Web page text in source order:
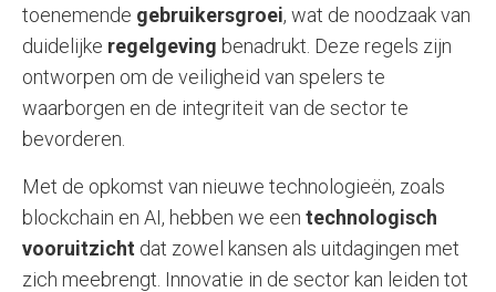
toenemende gebruikersgroei, wat de noodzaak van
duidelijke regelgeving benadrukt. Deze regels zijn
ontworpen om de veiligheid van spelers te
waarborgen en de integriteit van de sector te
bevorderen.
Met de opkomst van nieuwe technologieën, zoals
blockchain en AI, hebben we een technologisch
vooruitzicht dat zowel kansen als uitdagingen met
zich meebrengt. Innovatie in de sector kan leiden tot